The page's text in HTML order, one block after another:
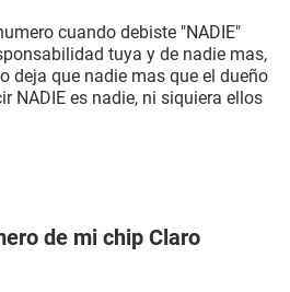
cuando debiste "NADIE"
tuya y de nadie mas,
deja que nadie mas que el dueño
NADIE es nadie, ni siquiera ellos
de mi chip Claro